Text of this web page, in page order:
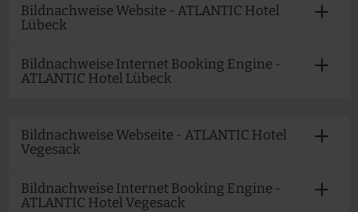
Bildnachweise Website - ATLANTIC Hotel
Lübeck
Bildnachweise Internet Booking Engine -
ATLANTIC Hotel Lübeck
Bildnachweise Webseite - ATLANTIC Hotel
Vegesack
Bildnachweise Internet Booking Engine -
ATLANTIC Hotel Vegesack